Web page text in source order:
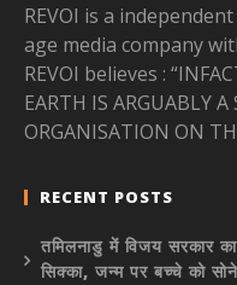
REVOI is a
age media company
REVOI believes :
EARTH IS ARGUABLY
ORGANISATION ON
RECENT POSTS
तमिलनाडु में विजय सरकार
सिक्का, जन्म पर बच्चे को